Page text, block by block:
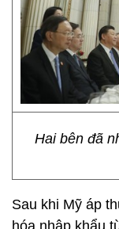
Hai bên đã
Sau khi Mỹ áp
hóa nhập khẩu